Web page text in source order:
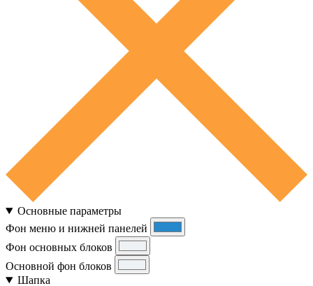
Основные параметры
Фон меню и нижней панелей
Фон основных блоков
Основной фон блоков
Шапка